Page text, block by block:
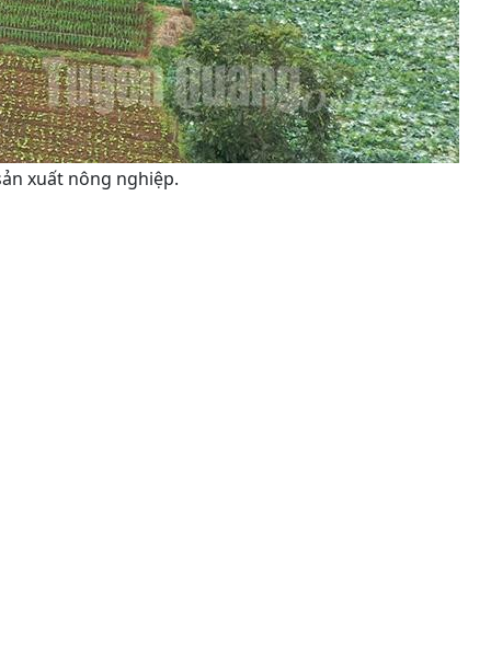
xuất nông nghiệp.